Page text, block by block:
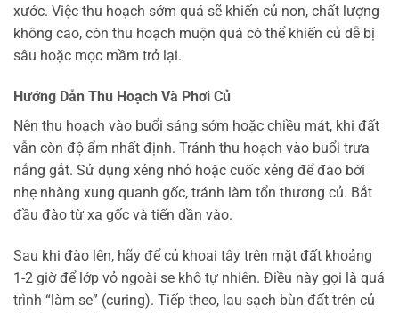
xước. Việc thu hoạch sớm quá sẽ khiến củ non, chất lượng
không cao, còn thu hoạch muộn quá có thể khiến củ dễ bị
sâu hoặc mọc mầm trở lại.
Hướng Dẫn Thu Hoạch Và Phơi Củ
Nên thu hoạch vào buổi sáng sớm hoặc chiều mát, khi đất
vẫn còn độ ẩm nhất định. Tránh thu hoạch vào buổi trưa
nắng gắt. Sử dụng xẻng nhỏ hoặc cuốc xẻng để đào bới
nhẹ nhàng xung quanh gốc, tránh làm tổn thương củ. Bắt
đầu đào từ xa gốc và tiến dần vào.
Sau khi đào lên, hãy để củ khoai tây trên mặt đất khoảng
1-2 giờ để lớp vỏ ngoài se khô tự nhiên. Điều này gọi là quá
trình “làm se” (curing). Tiếp theo, lau sạch bùn đất trên củ